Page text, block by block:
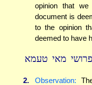
opinion that
document is
to the opinion
deemed to have
מאי טעמא
2. Observation: